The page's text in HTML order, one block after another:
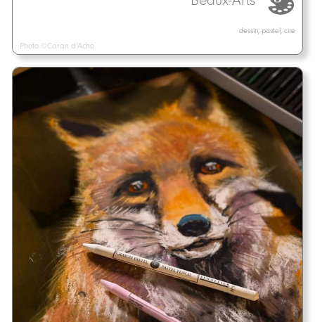
dessin, pastel, cire
Photo ©Caran d'Ache